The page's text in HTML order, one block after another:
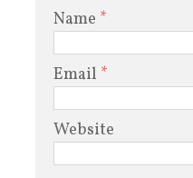
Name *
Email *
Website